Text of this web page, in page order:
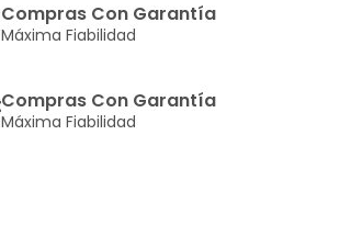
Compras Con Garantía
Máxima Fiabilidad
Compras Con Garantía
Máxima Fiabilidad